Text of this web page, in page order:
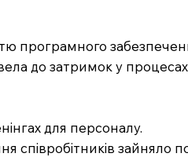
програмного
до затримок у процесах
для персоналу.
співробітників